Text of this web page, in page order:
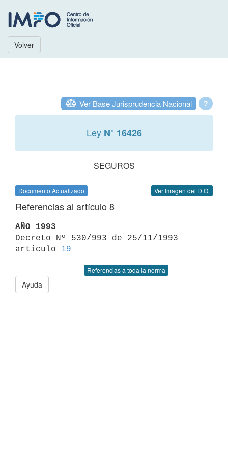
Volver
?
Ver Base Jurisprudencia Nacional
Ley N° 16426
SEGUROS
Documento Actualizado Ver Imagen del D.O.
Referencias al artículo 8
AÑO 1993
Decreto Nº 530/993 de 25/11/1993
artículo 19
Referencias a toda la norma
Ayuda